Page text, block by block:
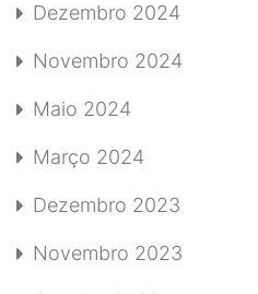
Dezembro 2024
Novembro 2024
Maio 2024
Março 2024
Dezembro 2023
Novembro 2023